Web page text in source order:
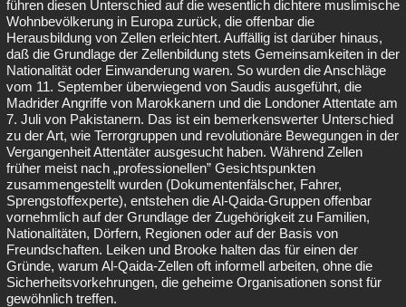
führen diesen Unterschied auf die wesentlich dichtere muslimische
Wohnbevölkerung in Europa zurück, die offenbar die
Herausbildung von Zellen erleichtert. Auffällig ist darüber hinaus,
daß die Grundlage der Zellenbildung stets Gemeinsamkeiten in der
Nationalität oder Einwanderung waren. So wurden die Anschläge
vom 11. September überwiegend von Saudis ausgeführt, die
Madrider Angriffe von Marokkanern und die Londoner Attentate am
7. Juli von Pakistanern. Das ist ein bemerkenswerter Unterschied
zu der Art, wie Terrorgruppen und revolutionäre Bewegungen in der
Vergangenheit Attentäter ausgesucht haben. Während Zellen
früher meist nach „professionellen” Gesichtspunkten
zusammengestellt wurden (Dokumentenfälscher, Fahrer,
Sprengstoffexperte), entstehen die Al-Qaida-Gruppen offenbar
vornehmlich auf der Grundlage der Zugehörigkeit zu Familien,
Nationalitäten, Dörfern, Regionen oder auf der Basis von
Freundschaften. Leiken und Brooke halten das für einen der
Gründe, warum Al-Qaida-Zellen oft informell arbeiten, ohne die
Sicherheitsvorkehrungen, die geheime Organisationen sonst für
gewöhnlich treffen.